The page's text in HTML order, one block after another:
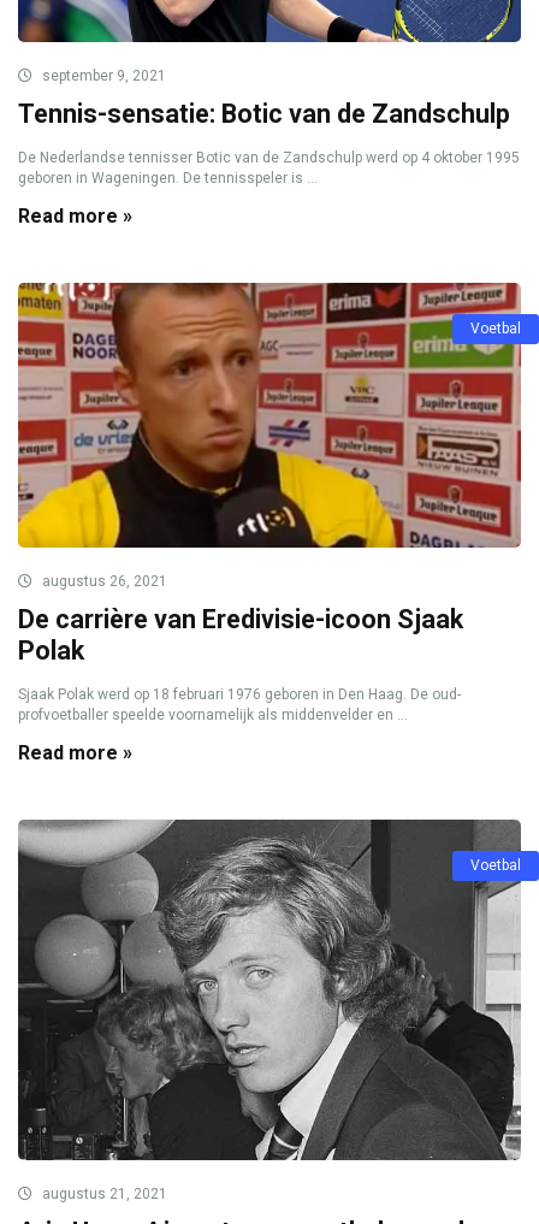
september 9, 2021
Tennis-sensatie: Botic van de Zandschulp
De Nederlandse tennisser Botic van de Zandschulp werd op 4 oktober 1995
geboren in Wageningen. De tennisspeler is ...
Read more »
Voetbal
augustus 26, 2021
De carrière van Eredivisie-icoon Sjaak
Polak
Sjaak Polak werd op 18 februari 1976 geboren in Den Haag. De oud-
profvoetballer speelde voornamelijk als middenvelder en ...
Read more »
Voetbal
augustus 21, 2021